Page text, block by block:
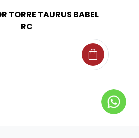
TORRE TAURUS BABEL
RC
shopping_bag